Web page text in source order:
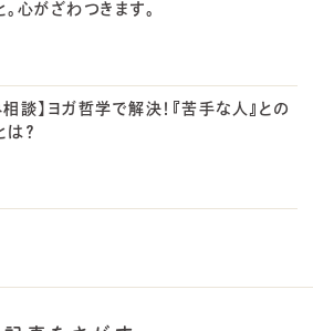
心がざわつきます。
相談】ヨガ哲学で解決！『苦手な人』との
は？